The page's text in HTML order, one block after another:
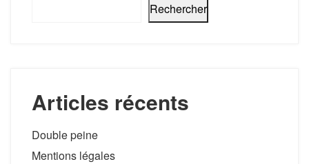
Rechercher
Articles récents
Double peine
Mentions légales